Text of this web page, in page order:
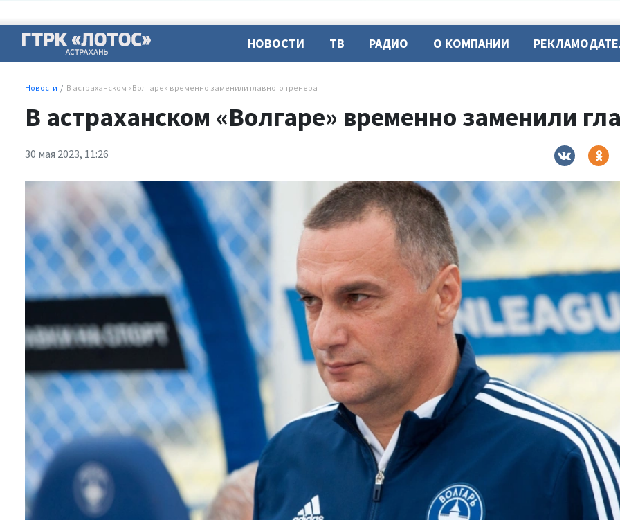
НОВОСТИ ТВ РАДИО О КОМПАНИИ
Новости В астраханском «Волгаре» временно заменили главного тренера
В астраханском «Волгаре» временно заменили
30 мая 2023, 11:26